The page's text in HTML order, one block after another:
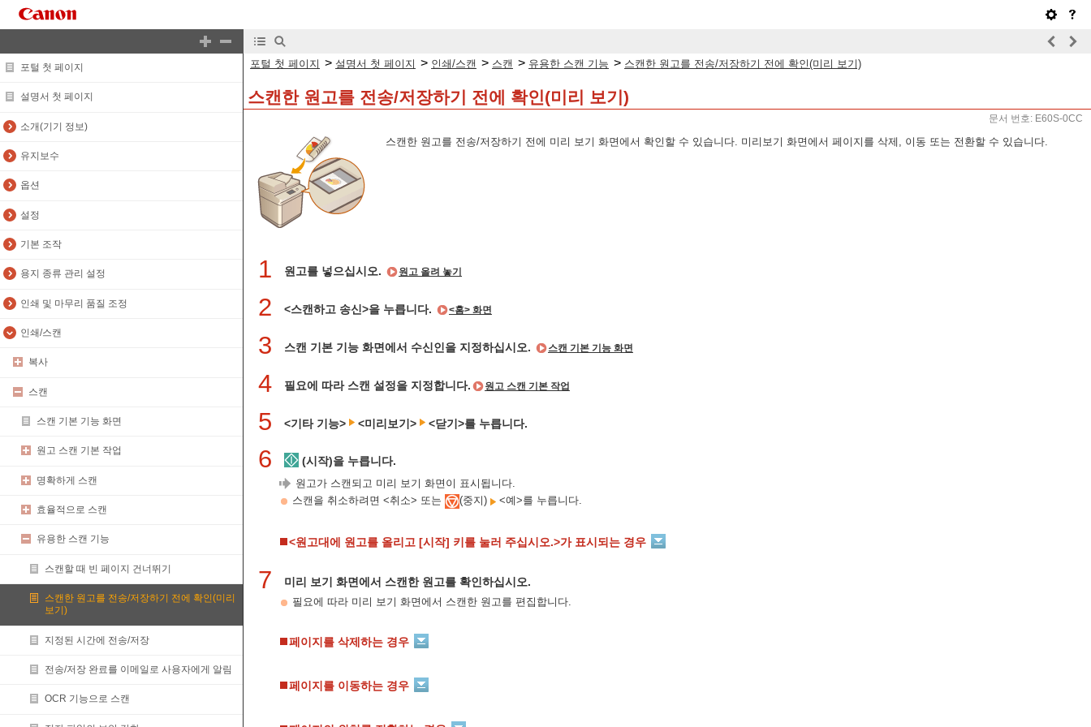
포털 첫 페이지
설명서 첫 페이지
소개(기기 정보)
유지보수
옵션
설정
기본 조작
용지 종류 관리 설정
인쇄 및 마무리 품질 조정
인쇄/스캔
복사
스캔
스캔 기본 기능 화면
원고 스캔 기본 작업
명확하게 스캔
효율적으로 스캔
유용한 스캔 기능
스캔할 때 빈 페이지 건너뛰기
스캔한 원고를 전송/저장하기 전에 확인(미리
보기)
지정된 시간에 전송/저장
전송/저장 완료를 이메일로 사용자에게 알림
OCR 기능으로 스캔
포털 첫 페이지 > 설명서 첫 페이지 > 인쇄/스캔 > 스캔 > 유용한 스캔 기능 > 스캔한 원고를 전송/저장하기 전에 확인(미리 보기)
스캔한 원고를 전송/저장하기 전에 확인(미리 보기)
문서 번호: E60S-0CC
스캔한 원고를 전송/저장하기 전에 미리 보기 화면에서 확인할 수 있습니다. 미리보기 화면에서 페이지를 삭제, 이동 또는 전환할 수 있습니다.
1 원고를 넣으십시오. 원고 올려 놓기
2 <스캔하고 송신>을 누릅니다. <홈> 화면
3 스캔 기본 기능 화면에서 수신인을 지정하십시오. 스캔 기본 기능 화면
4 필요에 따라 스캔 설정을 지정합니다. 원고 스캔 기본 작업
5 <기타 기능> <미리보기> <닫기>를 누릅니다.
6 (시작)을 누릅니다.
원고가 스캔되고 미리 보기 화면이 표시됩니다.
스캔을 취소하려면 <취소> 또는
(중지) <예>를 누릅니다.
<원고대에 원고를 올리고 [시작] 키를 눌러 주십시오.>가 표시되는 경우
7 미리 보기 화면에서 스캔한 원고를 확인하십시오.
필요에 따라 미리 보기 화면에서 스캔한 원고를 편집합니다.
페이지를 삭제하는 경우
페이지를 이동하는 경우